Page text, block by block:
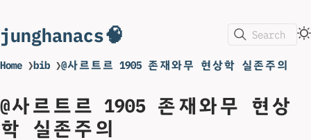
junghanacs🧠 Search
Home ❯bib ❯@사르트르 1905 존재와무 현상학 실존주의
@사르트르 1905 존재와무 현상
학 실존주의